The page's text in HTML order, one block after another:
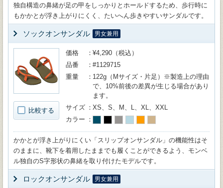
独自構造の鼻緒が足の甲をしっかりとホールドするため、歩行時に
もかかとが浮き上がりにくく、たいへん歩きやすいサンダルです。
ソックオンサンダル 男女兼用
比較する
価格
¥4,290（税込）
品番
#1129715
重量
122g（Mサイズ・片足）※製造上の理由
で、10%前後の差異が生じる場合があり
ます。
サイズ
XS、S、M、L、XL、XXL
カラー
かかとが浮き上がりにくい「スリップオンサンダル」の機能性はそ
のままに、靴下を着用したままでも履くことができるよう、モンベ
ル独自のS字形状の鼻緒を取り付けたモデルです。
ロックオンサンダル 男女兼用